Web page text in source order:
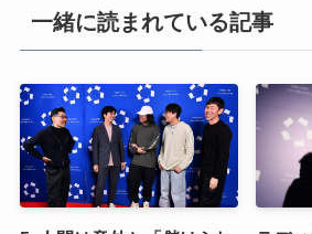
一緒に読まれている記事